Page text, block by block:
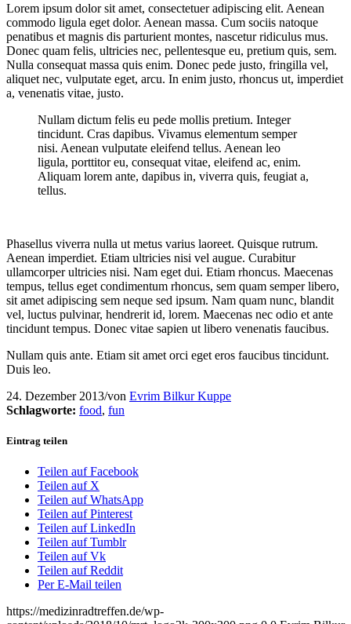
Lorem ipsum dolor sit amet, consectetuer adipiscing elit. Aenean
commodo ligula eget dolor. Aenean massa. Cum sociis natoque
penatibus et magnis dis parturient montes, nascetur ridiculus mus.
Donec quam felis, ultricies nec, pellentesque eu, pretium quis, sem.
Nulla consequat massa quis enim. Donec pede justo, fringilla vel,
aliquet nec, vulputate eget, arcu. In enim justo, rhoncus ut, imperdiet
a, venenatis vitae, justo.
Nullam dictum felis eu pede mollis pretium. Integer
tincidunt. Cras dapibus. Vivamus elementum semper
nisi. Aenean vulputate eleifend tellus. Aenean leo
ligula, porttitor eu, consequat vitae, eleifend ac, enim.
Aliquam lorem ante, dapibus in, viverra quis, feugiat a,
tellus.
Phasellus viverra nulla ut metus varius laoreet. Quisque rutrum.
Aenean imperdiet. Etiam ultricies nisi vel augue. Curabitur
ullamcorper ultricies nisi. Nam eget dui. Etiam rhoncus. Maecenas
tempus, tellus eget condimentum rhoncus, sem quam semper libero,
sit amet adipiscing sem neque sed ipsum. Nam quam nunc, blandit
vel, luctus pulvinar, hendrerit id, lorem. Maecenas nec odio et ante
tincidunt tempus. Donec vitae sapien ut libero venenatis faucibus.
Nullam quis ante. Etiam sit amet orci eget eros faucibus tincidunt.
Duis leo.
24. Dezember 2013/von Evrim Bilkur Kuppe
Schlagworte: food, fun
Eintrag teilen
Teilen auf Facebook
Teilen auf X
Teilen auf WhatsApp
Teilen auf Pinterest
Teilen auf LinkedIn
Teilen auf Tumblr
Teilen auf Vk
Teilen auf Reddit
Per E-Mail teilen
https://medizinradtreffen.de/wp-